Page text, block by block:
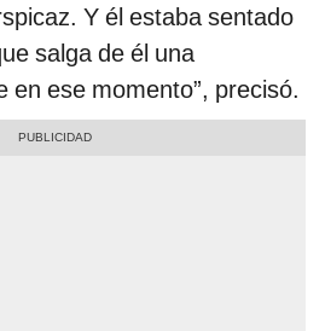
Y él estaba sentado
salga de él una
en ese momento”, precisó.